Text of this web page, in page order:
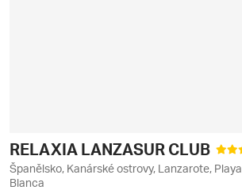
RELAXIA LANZASUR CLUB
Španělsko, Kanárské ostrovy, Lanzarote, Playa
Blanca